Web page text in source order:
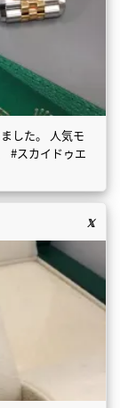
した。 人気モ
#スカイドゥエ